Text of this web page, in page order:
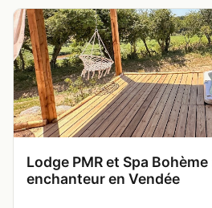
Lodge PMR et Spa
enchanteur en Vendée